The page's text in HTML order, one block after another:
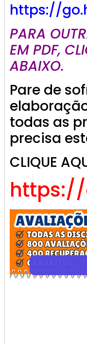
https://
PARA
EM PDF,
ABAIXO.
Pare de
todas as
precisa
CLIQUE
https://